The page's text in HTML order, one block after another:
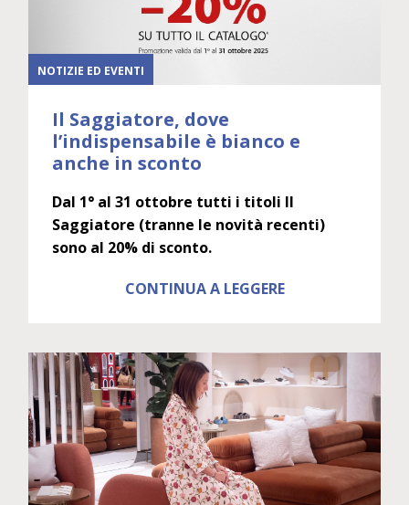
NOTIZIE ED EVENTI
Il Saggiatore, dove
l’indispensabile è bianco e
anche in sconto
Dal 1° al 31 ottobre tutti i titoli Il
Saggiatore (tranne le novità recenti)
sono al 20% di sconto.
CONTINUA A LEGGERE